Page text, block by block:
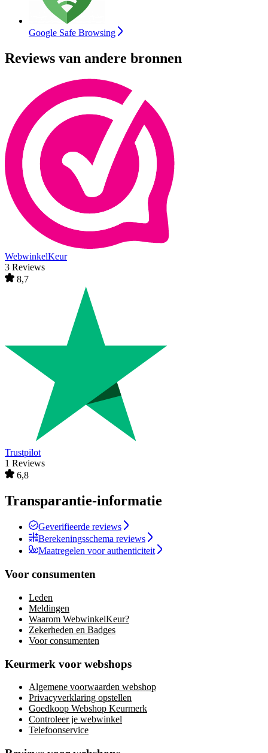
Google Safe Browsing
Reviews van andere bronnen
WebwinkelKeur
3 Reviews
8,7
Trustpilot
1 Reviews
6,8
Transparantie-informatie
Geverifieerde reviews
Berekeningsschema reviews
Maatregelen voor authenticiteit
Voor consumenten
Leden
Meldingen
Waarom WebwinkelKeur?
Zekerheden en Badges
Voor consumenten
Keurmerk voor webshops
Algemene voorwaarden webshop
Privacyverklaring opstellen
Goedkoop Webshop Keurmerk
Controleer je webwinkel
Telefoonservice